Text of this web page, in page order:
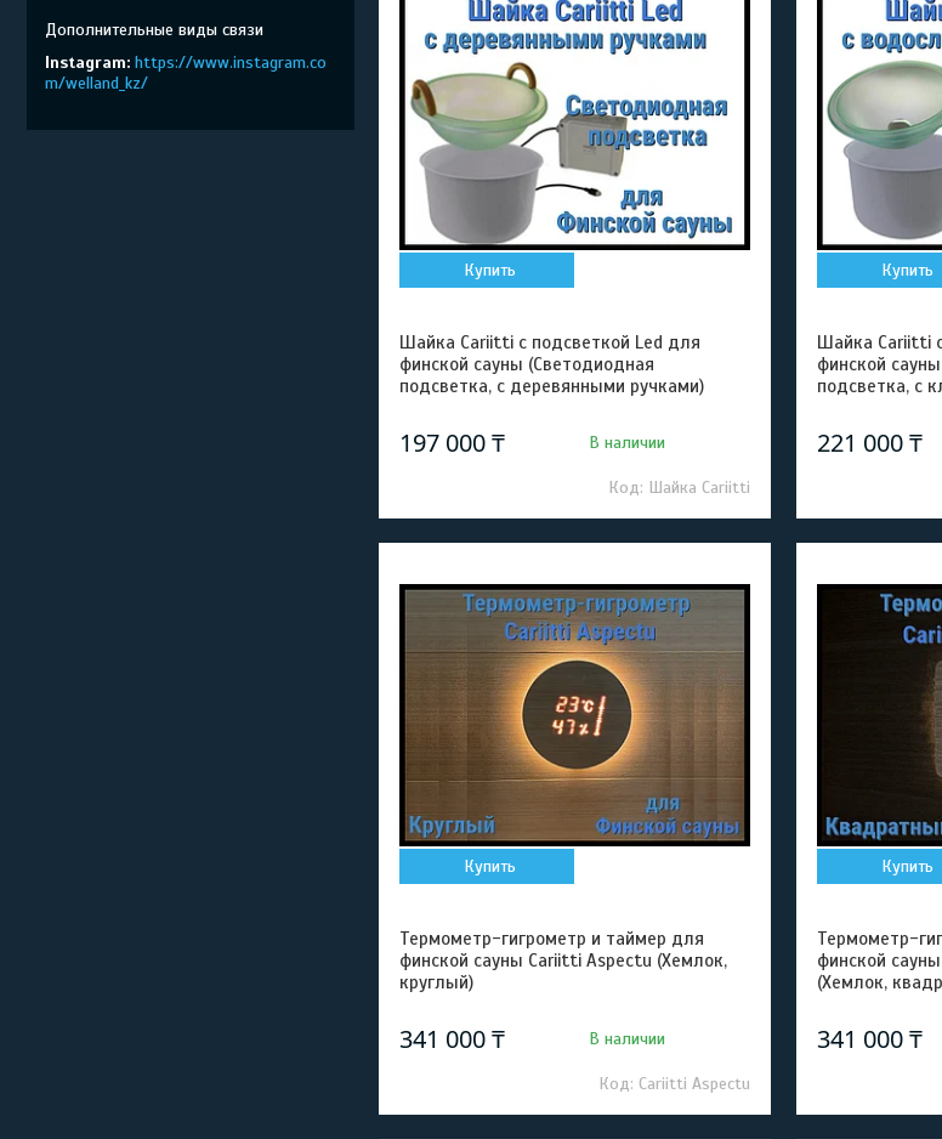
Купить
Шайка Cariitti с подсветкой Led для
финской сауны (Светодиодная
подсветка, с деревянными ручками)
197 000 ₸ В наличии
Шайка Cariitti
Купить
Шайка Cariitti
финской
подсветка, с
221 000 ₸
Купить
Термометр-гигрометр и таймер для
финской сауны Cariitti Aspectu (Хемлок,
круглый)
341 000 ₸ В наличии
Cariitti Aspectu
Купить
Термометр-
финской
(Хемлок,
341 000 ₸
Instagram https://www.instagram.co
m/welland_kz/